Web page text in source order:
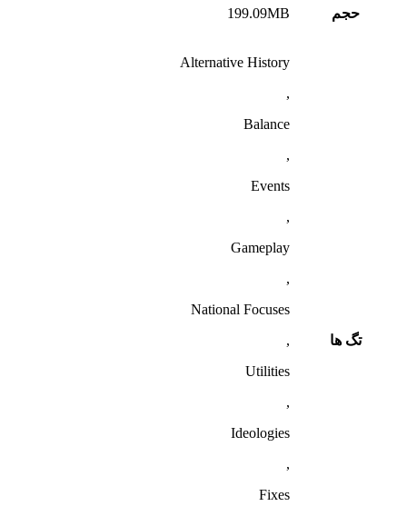
حجم 199.09MB
تگ ها
Alternative History
,
Balance
,
Events
,
Gameplay
,
National Focuses
,
Utilities
,
Ideologies
,
Fixes